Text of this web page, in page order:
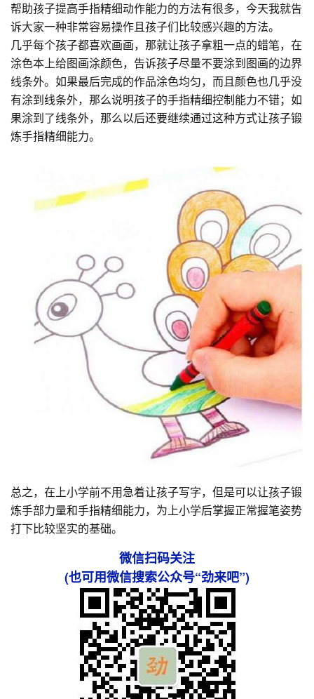
帮助孩子提高手指精细动作能力的方法有很多，今天我就告
诉大家一种非常容易操作且孩子们比较感兴趣的方法。
几乎每个孩子都喜欢画画，那就让孩子拿粗一点的蜡笔，在
涂色本上给图画涂颜色，告诉孩子尽量不要涂到图画的边界
线条外。如果最后完成的作品涂色均匀，而且颜色也几乎没
有涂到线条外，那么说明孩子的手指精细控制能力不错；如
果涂到了线条外，那么以后还要继续通过这种方式让孩子锻
炼手指精细能力。
总之，在上小学前不用急着让孩子写字，但是可以让孩子锻
炼手部力量和手指精细能力，为上小学后掌握正常握笔姿势
打下比较坚实的基础。
微信扫码关注
(也可用微信搜索公众号“劲来吧”)